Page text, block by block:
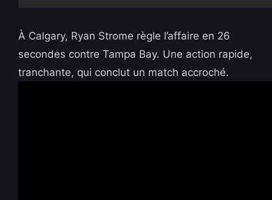
À Calgary, Ryan Strome règle l’affaire en 26
secondes contre Tampa Bay. Une action rapide,
tranchante, qui conclut un match accroché.